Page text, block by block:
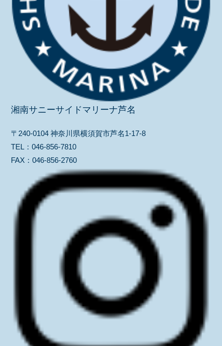
湘南サニーサイドマリーナ芦名
〒240-0104 神奈川県横須賀市芦名1-17-8
TEL：046-856-7810
FAX：046-856-2760